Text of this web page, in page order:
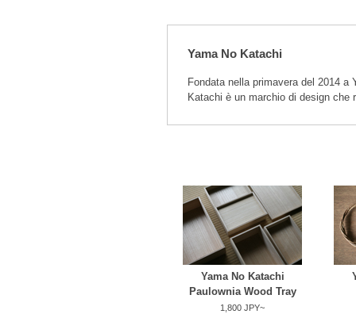
Yama No Katachi
Fondata nella primavera del 2014
Katachi è un marchio di design che
Yama No Katachi
Paulownia Wood Tray
1,800 JPY~